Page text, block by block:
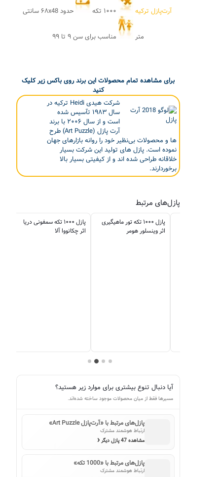
آرت‌پازل ترکیه حدود ۶۸x48 سانتی
متر مناسب برای سن ۹ تا ۹۹
برای مشاهده تمام محصولات این برند روی باکس زیر کلیک
کنید
شرکت هیدی Heidi ترکیه در
سال ۱۹۸۳ تآسیس شده
است و از سال ۲۰۰۶ با برند
آرت پازل (Art Puzzle) طرح
ها و محصولات بی‌نظیر خود را روانه بازارهای جهان
نموده است. پازل های تولید این شرکت بسیار
خلاقانه طراحی شده اند و از کیفیتی بسیار بالا
برخوردارند.
پازل‌های مرتبط
پازل ۱۰۰۰ تکه سمفونی دریا
اثر چکانووا آلا
پازل ۱۰۰۰ تکه تور ماهیگیری
اثر وینسلور هومر
آیا دنبال تنوع بیشتری برای موارد زیر هستید؟
مسیرها فقط از میان محصولات موجود ساخته شده‌اند.
پازل‌های مرتبط با «آرت‌پازل Art Puzzle»
ارتباط هوشمند مشترک
مشاهده 47 پازل دیگر
‹
پازل‌های مرتبط با «1000 تکه»
ارتباط هوشمند مشترک